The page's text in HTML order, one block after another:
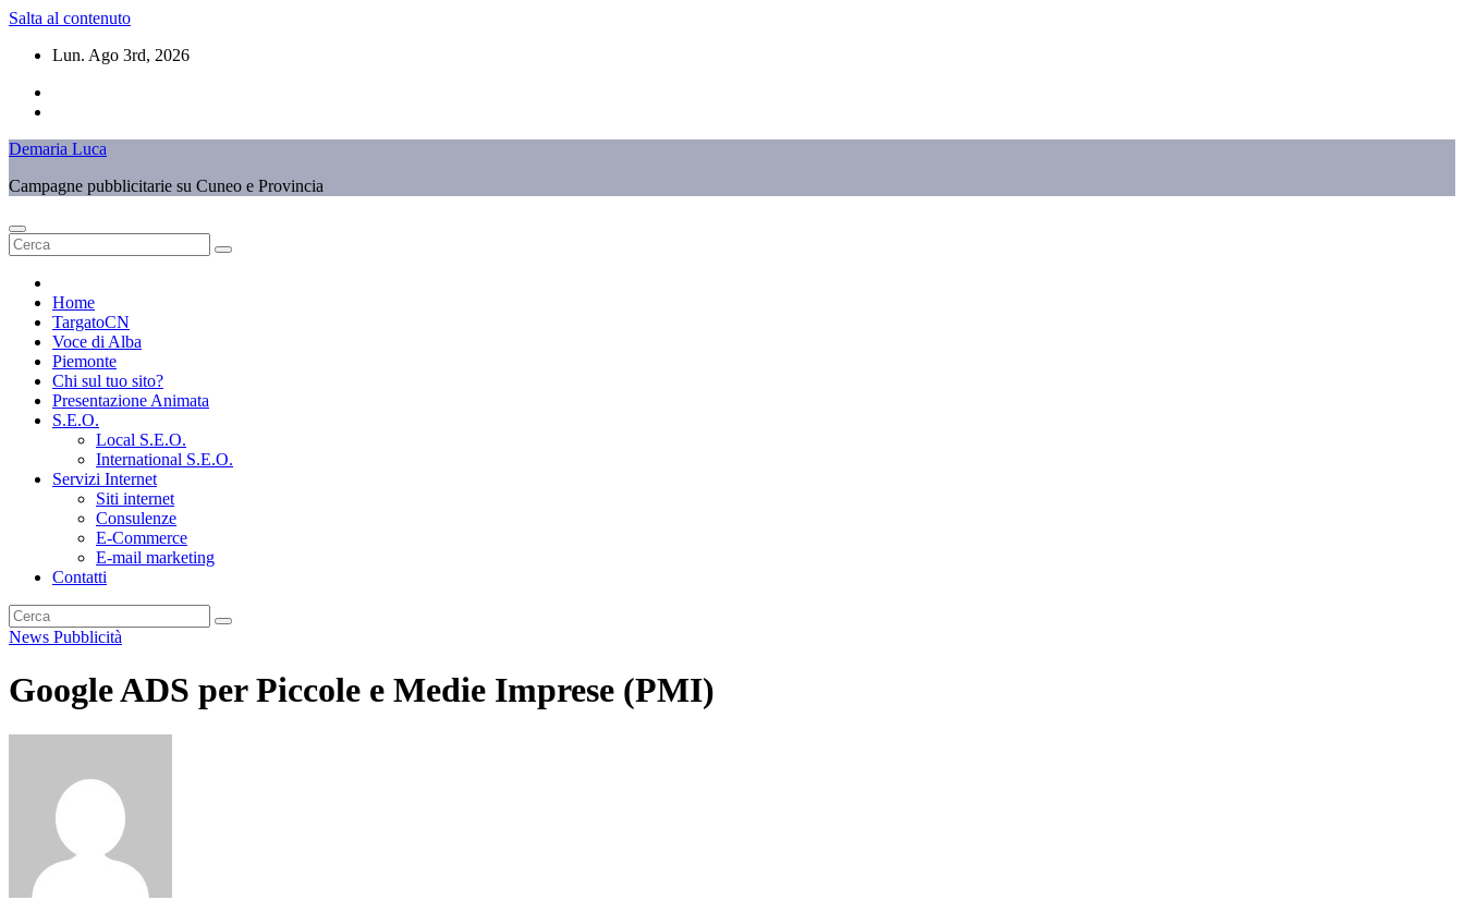
Salta al contenuto
Lun. Ago 3rd, 2026
Demaria Luca
Campagne pubblicitarie su Cuneo e Provincia
Home
TargatoCN
Voce di Alba
Piemonte
Chi sul tuo sito?
Presentazione Animata
S.E.O.
Local S.E.O.
International S.E.O.
Servizi Internet
Siti internet
Consulenze
E-Commerce
E-mail marketing
Contatti
News Pubblicità
Google ADS per Piccole e Medie Imprese (PMI)